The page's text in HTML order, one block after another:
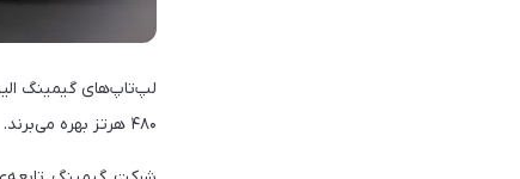
۴۸۰ هرتز بهره می‌برند.